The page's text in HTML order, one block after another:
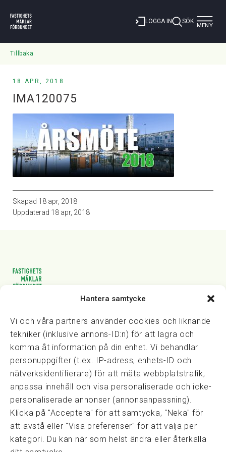
Hantera samtycke
Vi och våra partners använder cookies och liknande
tekniker (inklusive annons-ID:n) för att lagra och
komma åt information på din enhet. Vi behandlar
personuppgifter (t.ex. IP-adress, enhets-ID och
nätverksidentifierare) för att mäta webbplatstrafik,
anpassa innehåll och visa personaliserade och icke-
personaliserade annonser (annonsanpassning).
Klicka på "Acceptera" för att samtycka, "Neka" för
att avstå eller "Visa preferenser" för att välja per
kategori. Du kan när som helst ändra eller återkalla
LOGGA IN SÖK Toggle
MENY
Tillbaka
18 APR, 2018
IMA120075
Skapad 18 apr, 2018
Uppdaterad 18 apr, 2018
Vasagatan 28, 111 20 Stockholm
kansli@fmf.se
Snabblänkar
Prisexempel
Medarbetare
Policies & integritet
Information om Cookie-hantering och Google Analytics
Integritetspolicy
Dataskyddsförordningen